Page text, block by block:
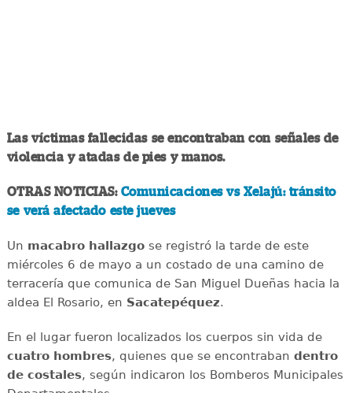
Las víctimas fallecidas se encontraban con señales de
violencia y atadas de pies y manos.
OTRAS NOTICIAS: Comunicaciones vs Xelajú: tránsito
se verá afectado este jueves
Un macabro hallazgose registró la tarde de este
miércoles 6 de mayo a un costado de una camino de
terracería que comunica de San Miguel Dueñas hacia la
aldea El Rosario, en Sacatepéquez.
En el lugar fueron localizados los cuerpos sin vida de
cuatro hombres, quienes que se encontraban dentro
de costales, según indicaron los Bomberos Municipales